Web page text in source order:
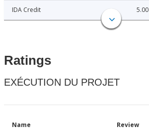
IDA Credit 5.00
Ratings
EXÉCUTION DU PROJET
Name Review